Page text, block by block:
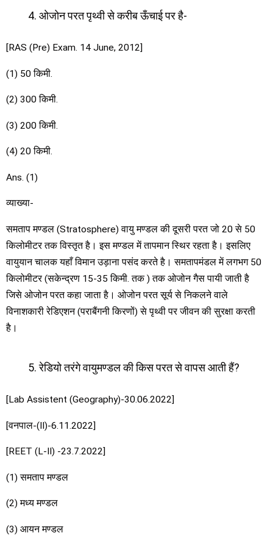
ओजोन परत पृथ्वी से करीब ऊँचाई पर है-
[RAS (Pre) Exam. 14 June, 2012]
(1) 50 किमी.
(2) 300 किमी.
(3) 200 किमी.
(4) 20 किमी.
Ans. (1)
व्याख्या-
समताप मण्डल (Stratosphere) वायु मण्डल की दूसरी परत जो 20 से 50
किलोमीटर तक विस्तृत है। इस मण्डल में तापमान स्थिर रहता है। इसलिए
वायुयान चालक यहाँ विमान उड़ाना पसंद करते है। समतापमंडल में लगभग 50
किलोमीटर (सकेन्द्रण 15-35 किमी. तक ) तक ओजोन गैस पायी जाती है
जिसे ओजोन परत कहा जाता है। ओजोन परत सूर्य से निकलने वाले
विनाशकारी रेडिएशन (पराबैंगनी किरणों) से पृथ्वी पर जीवन की सुरक्षा करती
है।
रेडियो तरंगे वायुमण्डल की किस परत से वापस आती हैं?
[Lab Assistent (Geography)-30.06.2022]
[वनपाल-(II)-6.11.2022]
[REET (L-II) -23.7.2022]
(1) समताप मण्डल
(2) मध्य मण्डल
(3) आयन मण्डल